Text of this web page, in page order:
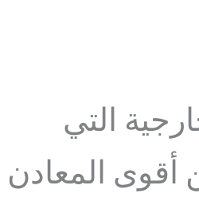
التي
المعادن